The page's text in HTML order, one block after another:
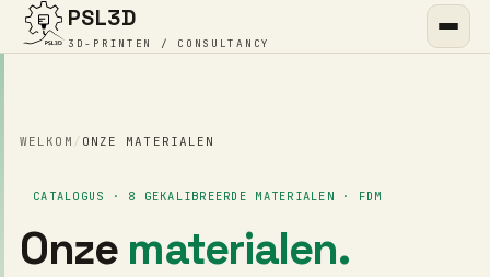
PSL3D
3D-PRINTEN / CONSULTANCY
WELKOM / ONZE MATERIALEN
CATALOGUS · 8 GEKALIBREERDE MATERIALEN · FDM
Onze materialen.